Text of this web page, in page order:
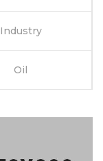
Industry
Oil